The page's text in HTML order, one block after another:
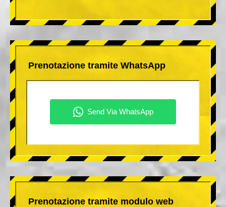
Prenotazione tramite WhatsApp
Prenotazione tramite modulo web